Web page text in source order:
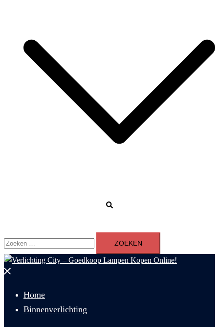
Zoeken
naar:
Menu
Home
Binnenverlichting